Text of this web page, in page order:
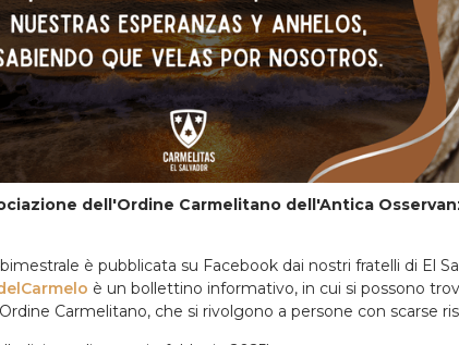
dell'Ordine Carmelitano dell'Antica
è pubblicata su Facebook dai nostri fratelli di El
è un bollettino informativo, in cui si possono
Carmelitano, che si rivolgono a persone con scarse